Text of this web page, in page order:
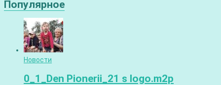
Популярное
Новости
0_1_Den Pionerii_21 s logo.m2p